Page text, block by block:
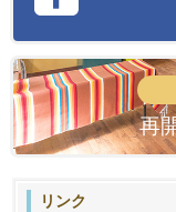
再
リンク